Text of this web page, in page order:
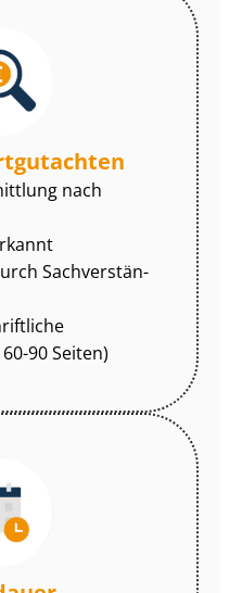
nach
Sach­ver­stän­
90 Seiten)